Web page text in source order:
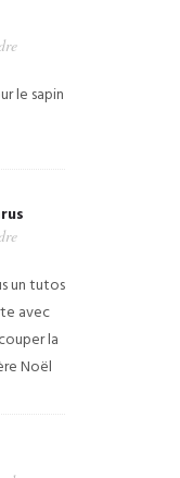
le sapin
un tutos
avec
la
Noël